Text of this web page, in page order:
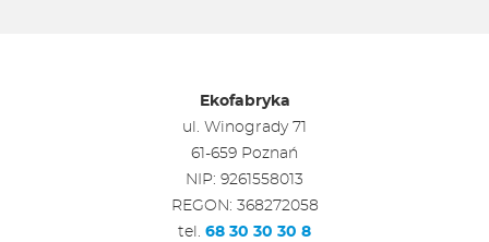
Ekofabryka
ul. Winogrady 71
61-659 Poznań
NIP: 9261558013
REGON: 368272058
tel. 68 30 30 30 8